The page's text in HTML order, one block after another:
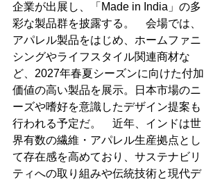
企業が出展し、「Made in India」の多
彩な製品群を披露する。　会場では、
アパレル製品をはじめ、ホームファニ
シングやライフスタイル関連商材な
ど、2027年春夏シーズンに向けた付加
価値の高い製品を展示。日本市場のニ
ーズや嗜好を意識したデザイン提案も
行われる予定だ。　近年、インドは世
界有数の繊維・アパレル生産拠点とし
て存在感を高めており、サステナビリ
ティへの取り組みや伝統技術と現代デ